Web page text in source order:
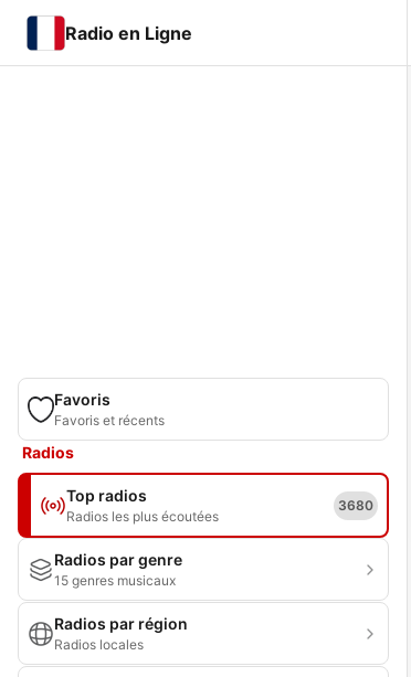
Radio en Ligne
Favoris
Favoris et récents
Radios
Top radios
Radios les plus écoutées
3680
Radios par genre
15 genres musicaux
Radios par région
Radios locales